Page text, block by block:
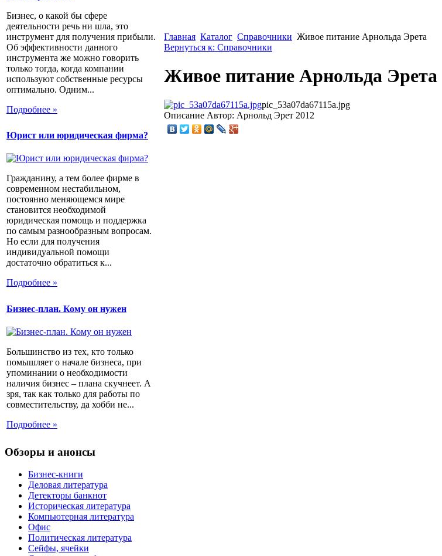
Бизнес, о какой бы сфере
деятельности речь ни шла, это
инструмент для получения прибыли.
Об эффективности данного
инструмента же можно говорить
только тогда, когда компании
используют собственные ресурсы
оптимально. Одним...
Подробнее »
Юрист или юридическая фирма?
Гражданину, а тем более фирме в
современном нестабильном,
постоянно меняющемся мире
становится необходимой
юридическая помощь и поддержка
по самым разнообразным вопросам.
Но если для получения
индивидуальной помощи
достаточно обратиться к...
Подробнее »
Бизнес-план. Кому он нужен
Большинство из тех, кто только
помышляет о начале бизнеса, при
упоминании о необходимости
наличия бизнес – плана скучнеет. А
зря, так как только для работы по
совместительству, да хобби не...
Подробнее »
Главная Каталог Справочники Живое питание Арнольда Эрета
Вернуться к: Справочники
Живое питание Арнольда Эрета
pic_53a07da67115a.jpg
Описание Автор: Арнольд Эрет 2012
Обзоры и анонсы
Бизнес-книги
Деловая литература
Детекторы банкнот
Историческая литература
Компьютерная литература
Офис
Политическая литература
Сейфы, ячейки